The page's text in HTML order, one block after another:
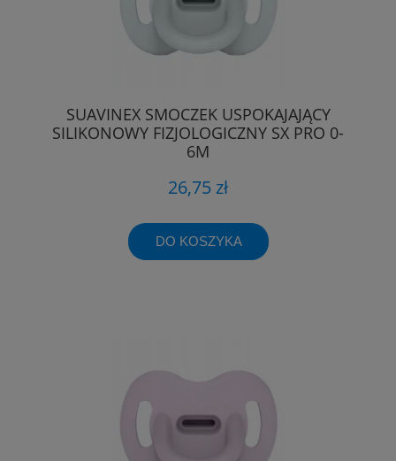
SUAVINEX SMOCZEK USPOKAJAJĄCY
SILIKONOWY FIZJOLOGICZNY SX PRO 0-
6M
26,75 zł
DO KOSZYKA